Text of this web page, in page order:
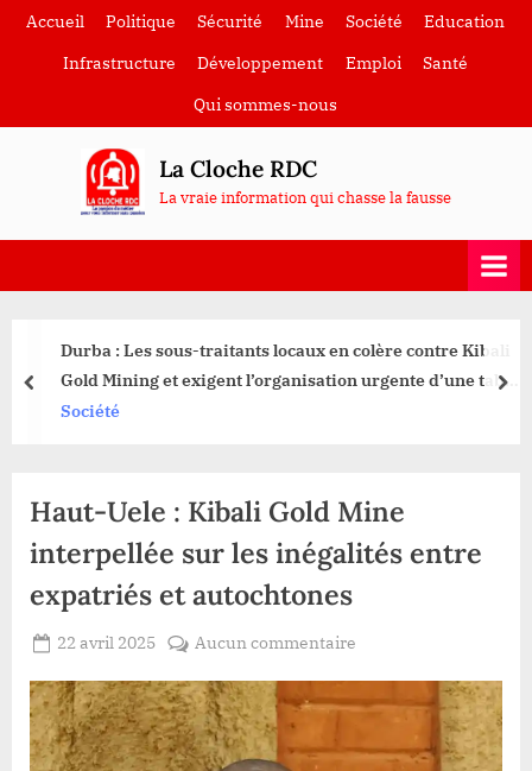
SkipAccueil Politique Sécurité Mine Société
Education
Infrastructure
Développement Emploi
Santé
Qui sommes-nous
La Cloche RDC
La vraie information qui chasse la fausse
Durba : Les sous-traitants locaux en colère contre Kibali
Gold Mining et exigent l’organisation urgente d’une table
ronde
Société
prev
Haut-Uele : Kibali Gold Mine
interpellée sur les inégalités entre
expatriés et autochtones
Posted
22 avril 2025
ROMEO
Aucun commentaire
Uele
Kibali